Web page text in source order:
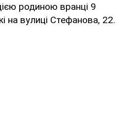
родиною вранці 9
на вулиці Стефанова, 22.